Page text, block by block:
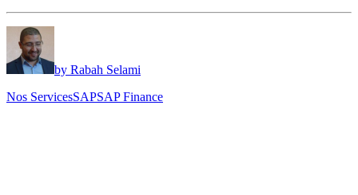
by Rabah Selami
Nos ServicesSAPSAP Finance